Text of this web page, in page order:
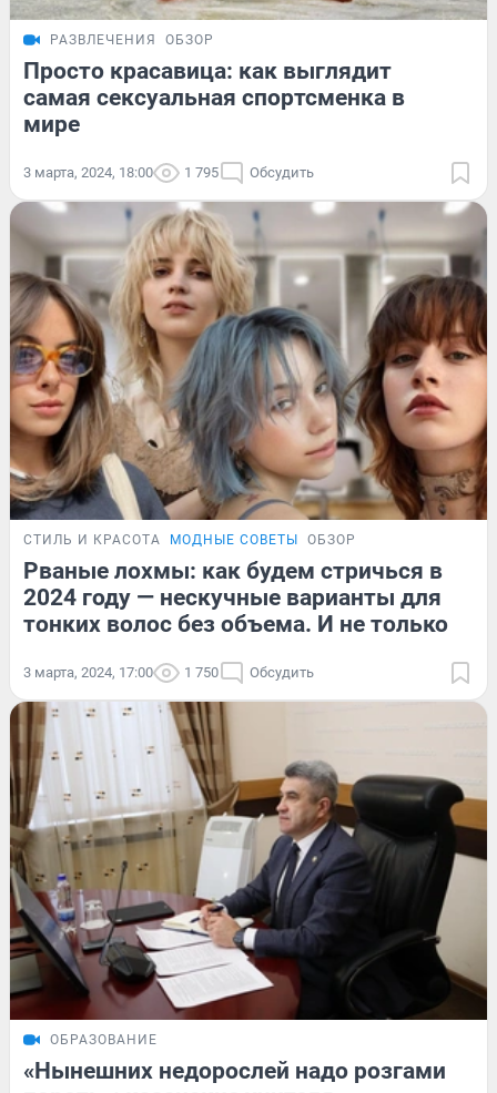
РАЗВЛЕЧЕНИЯ ОБЗОР
Просто красавица: как выглядит
самая сексуальная спортсменка в
мире
3 марта, 2024, 18:00 1 795 Обсудить
СТИЛЬ И КРАСОТА МОДНЫЕ СОВЕТЫ ОБЗОР
Рваные лохмы: как будем стричься в
2024 году — нескучные варианты для
тонких волос без объема. И не только
3 марта, 2024, 17:00 1 750 Обсудить
ОБРАЗОВАНИЕ
«Нынешних недорослей надо розгами